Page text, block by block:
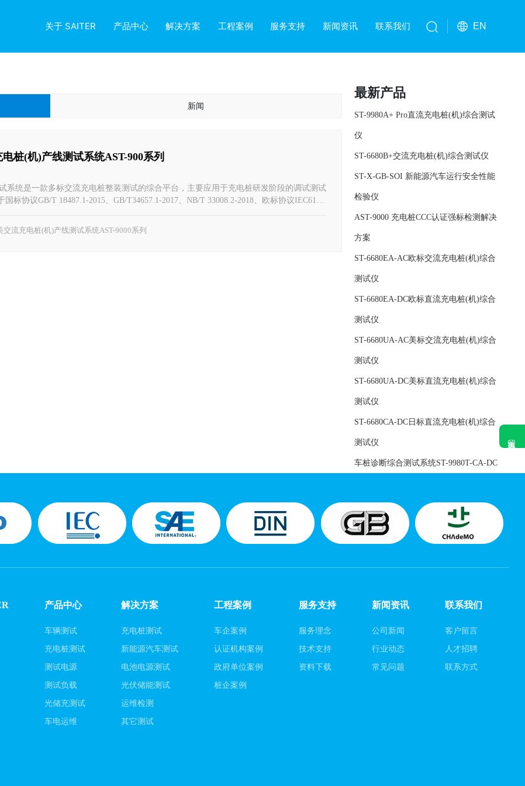
关于 SAITER 产品中心 解决方案 工程案例 服务支持 新闻资讯 联系我们 EN
新闻
桩(机)产线测试系统AST-900系列
系统是一款多标交流充电桩整装测试的综合平台，主要应用于充电桩研发阶段的调试测试
国标协议GB/T 18487.1-2015、GB/T34657.1-2017、NB/T 33008.2-2018、欧标协议IEC6185
交流充电桩(机)产线测试系统AST-9000系列
最新产品
ST-9980A+ Pro直流充电桩(机)综合测试
仪
ST-6680B+交流充电桩(机)综合测试仪
ST-X-GB-SOI 新能源汽车运行安全性能
检验仪
AST-9000 充电桩CCC认证强标检测解决
方案
ST-6680EA-AC欧标交流充电桩(机)综合
测试仪
ST-6680EA-DC欧标直流充电桩(机)综合
测试仪
ST-6680UA-AC美标交流充电桩(机)综合
测试仪
ST-6680UA-DC美标直流充电桩(机)综合
测试仪
ST-6680CA-DC日标直流充电桩(机)综合
测试仪
车桩诊断综合测试系统ST-9980T-CA-DC
产品中心
车辆测试
充电桩测试
测试电源
测试负载
光储充测试
车电运维
解决方案
充电桩测试
新能源汽车测试
电池电源测试
光伏储能测试
运维检测
其它测试
工程案例
车企案例
认证机构案例
政府单位案例
桩企案例
服务支持
服务理念
技术支持
资料下载
新闻资讯
公司新闻
行业动态
常见问题
联系我们
客户留言
人才招聘
联系方式